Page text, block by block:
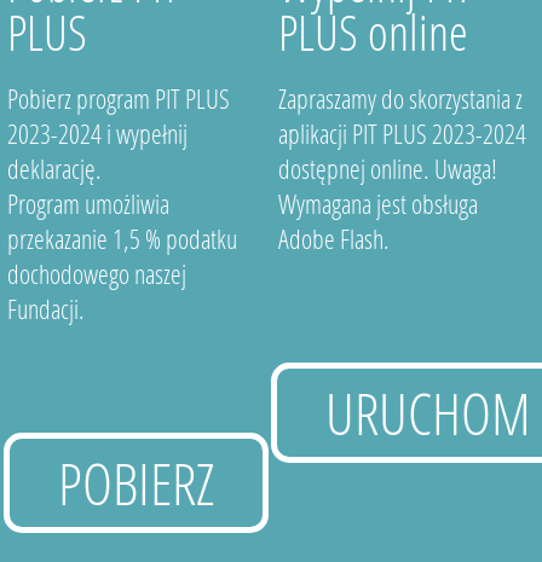
PLUS
Pobierz program PIT PLUS
2023-2024 i wypełnij
deklarację.
Program umożliwia
przekazanie 1,5 % podatku
dochodowego naszej
Fundacji.
POBIERZ
PLUS online
Zapraszamy do skorzystania z
aplikacji PIT PLUS 2023-2024
dostępnej online. Uwaga!
Wymagana jest obsługa
Adobe Flash.
URUCHOM